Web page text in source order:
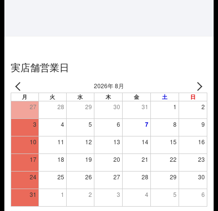
実店舗営業日
2026年 8月
月 火 水 木 金 土 日
27 28 29 30 31 1 2
3 4 5 6 7 8 9
10 11 12 13 14 15 16
17 18 19 20 21 22 23
24 25 26 27 28 29 30
31 1 2 3 4 5 6